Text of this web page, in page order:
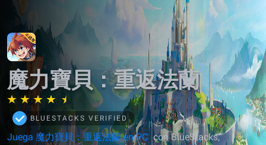
魔力寶貝：重返法蘭
BLUESTACKS VERIFIED
Juega 魔力寶貝：重返法蘭 en PC con BlueStacks,